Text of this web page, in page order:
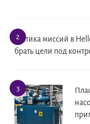
Тактика миссий в
брать цели под